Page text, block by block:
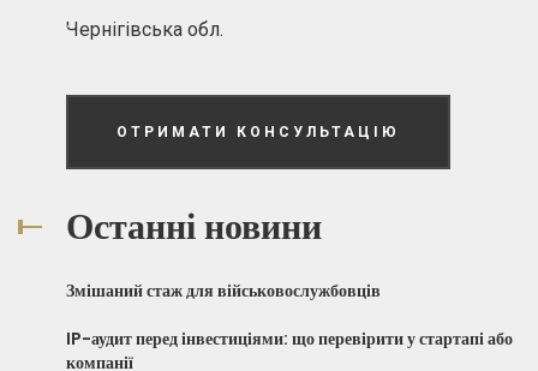
Чернігівська обл.
ОТРИМАТИ КОНСУЛЬТАЦІЮ
Останні новини
Змішаний стаж для військовослужбовців
IP-аудит перед інвестиціями: що перевірити у стартапі або
компанії